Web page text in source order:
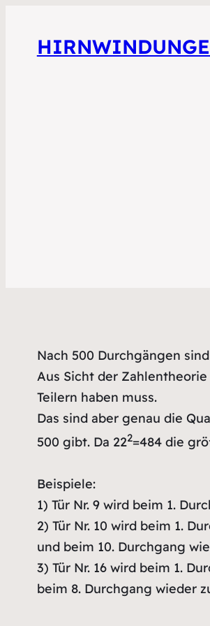
Nach 500 Durchgängen
Aus Sicht der
Teilern haben muss.
Das sind aber genau die
500 gibt. Da 222=484 die
Beispiele:
1) Tür Nr. 9 wird beim 1.
2) Tür Nr. 10 wird beim 1.
und beim 10. Durchgang
3) Tür Nr. 16 wird beim 1.
beim 8. Durchgang wieder